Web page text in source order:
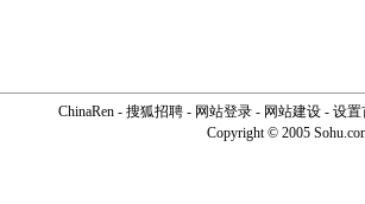
ChinaRen - 搜狐招聘 - 网站登录 - 网站建设 - 设置
Copyright © 2005